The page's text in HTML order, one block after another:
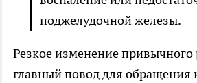
поджелудочной железы.
Резкое изменение привычного
главный повод для обращения